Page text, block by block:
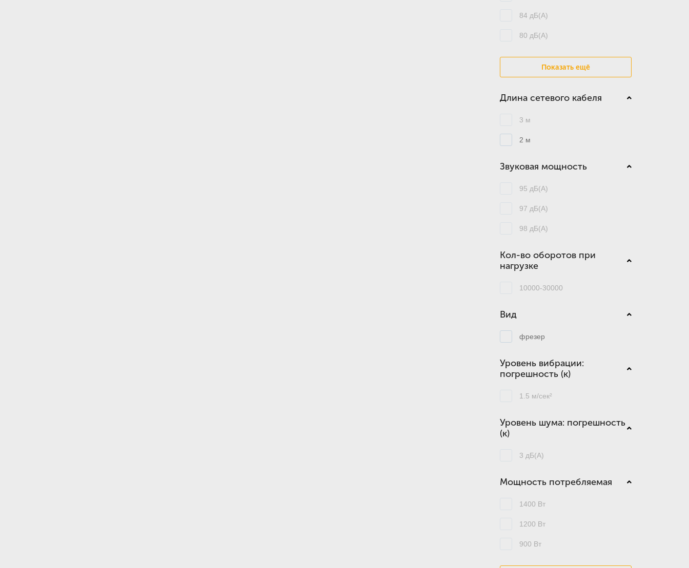
84 дБ(А)
80 дБ(А)
Показать ещё
Длина сетевого кабеля
3 м
2 м
Звуковая мощность
95 дБ(А)
97 дБ(А)
98 дБ(А)
Кол-во оборотов при
нагрузке
10000-30000
Вид
фрезер
Уровень вибрации:
погрешность (к)
1.5 м/сек²
Уровень шума: погрешность
(к)
3 дБ(А)
Мощность потребляемая
1400 Вт
1200 Вт
900 Вт